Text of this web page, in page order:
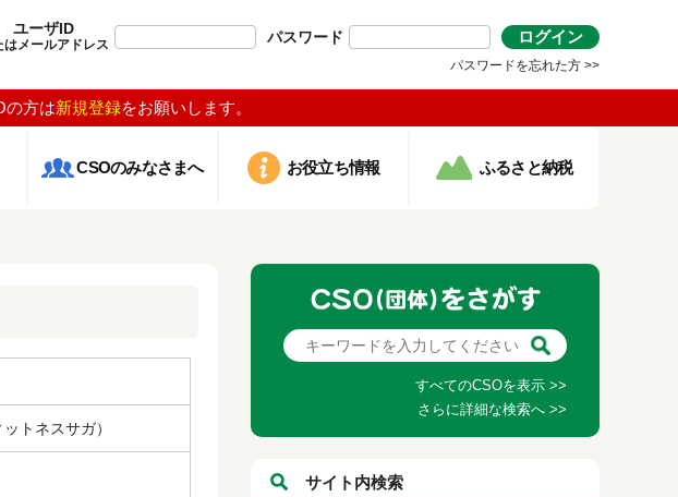
ユーザID
はメールアドレス パスワード ログイン
パスワードを忘れた方 >>
の方は新規登録をお願いします。
CSOのみなさまへ お役立ち情報 ふるさと納税
トネスサガ）
すべてのCSOを表示 >>
さらに詳細な検索へ >>
サイト内検索